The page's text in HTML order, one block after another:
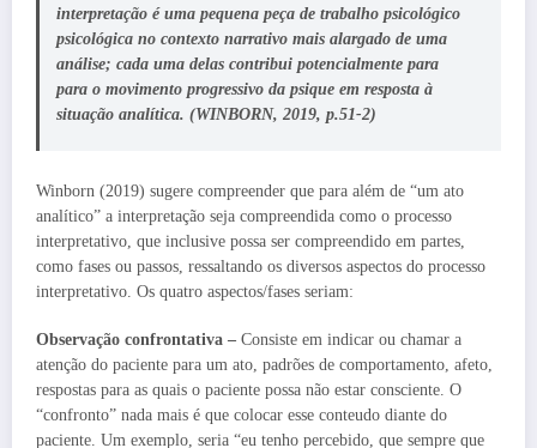
interpretação é uma pequena peça de trabalho psicológico
psicológica no contexto narrativo mais alargado de uma
análise; cada uma delas contribui potencialmente para
para o movimento progressivo da psique em resposta à
situação analítica. (WINBORN, 2019, p.51-2)
Winborn (2019) sugere compreender que para além de “um ato
analítico” a interpretação seja compreendida como o processo
interpretativo, que inclusive possa ser compreendido em partes,
como fases ou passos, ressaltando os diversos aspectos do processo
interpretativo. Os quatro aspectos/fases seriam:
Observação confrontativa – Consiste em indicar ou chamar a
atenção do paciente para um ato, padrões de comportamento, afeto,
respostas para as quais o paciente possa não estar consciente. O
“confronto” nada mais é que colocar esse conteudo diante do
paciente. Um exemplo, seria “eu tenho percebido, que sempre que